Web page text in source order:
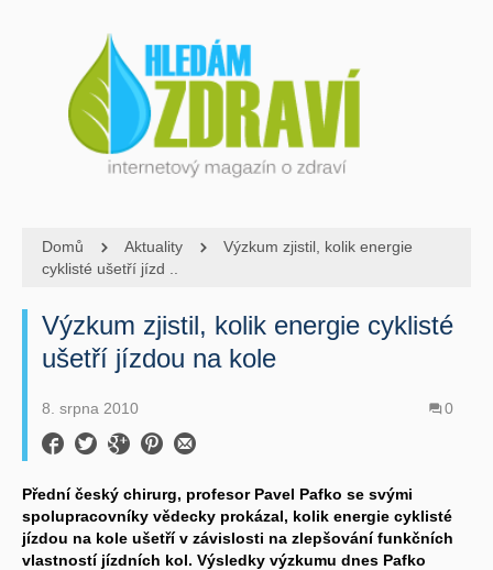
Domů Aktuality
Výzkum zjistil, kolik energie
cyklisté ušetří jízd ..
Výzkum zjistil, kolik energie cyklisté
ušetří jízdou na kole
8. srpna 2010 0
Přední český chirurg, profesor Pavel Pafko se svými
spolupracovníky vědecky prokázal, kolik energie cyklisté
jízdou na kole ušetří v závislosti na zlepšování funkčních
vlastností jízdních kol. Výsledky výzkumu dnes Pafko